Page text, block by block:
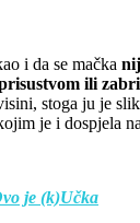
i da se mačka
ili
stoga ju je
je i dospjela
je (k)Učka